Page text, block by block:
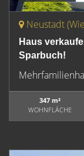
Neustadt
Haus
Sparbuch!
347 m²
WOHNFLÄCHE